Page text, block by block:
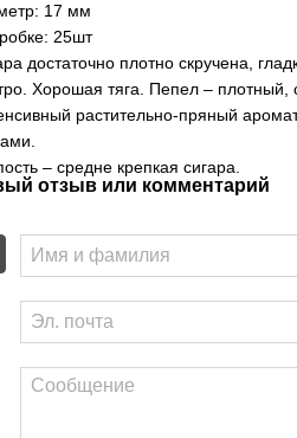
17 мм
25шт
достаточно плотно скручена,
Хорошая тяга. Пепел – плотный,
растительно-пряный
– средне крепкая сигара.
отзыв или комментарий